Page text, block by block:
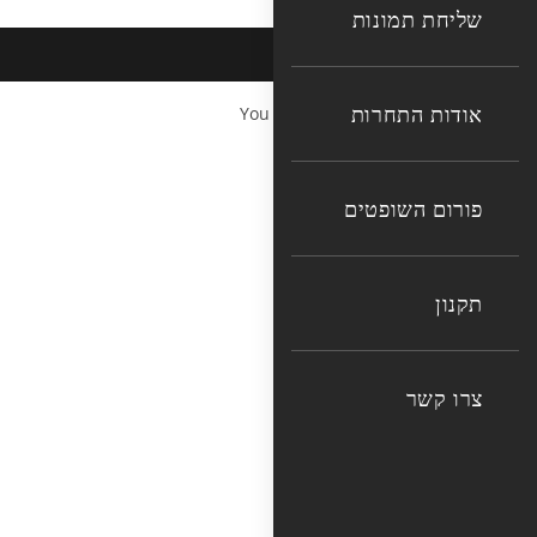
שליחת תמונות
אודות התחרות
פורום השופטים
תקנון
צרו קשר
You cannot copy content of this page